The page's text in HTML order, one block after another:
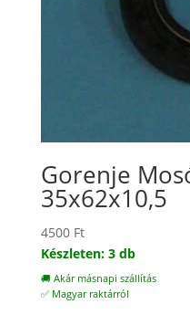
Gorenje
35x62x10,5
4500 Ft
Készleten: 3 db
🚚 Akár másnapi szállítás
✅ Magyar raktárról